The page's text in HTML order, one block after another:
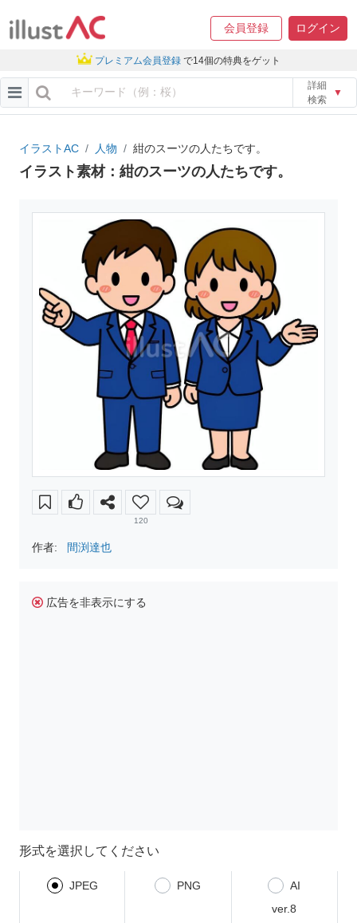
会員登録 ログイン
プレミアム会員登録 で14個の特典をゲット
詳細
検索
▼
イラストAC 人物 紺のスーツの人たちです。
イラスト素材：紺のスーツの人たちです。
120
作者: 間渕達也
広告を非表示にする
形式を選択してください
JPEG PNG
AI
ver.8